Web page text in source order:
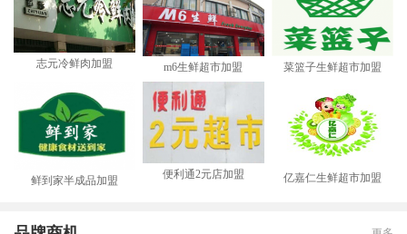
志元冷鲜肉加盟 m6生鲜超市加盟 菜篮子生鲜超市加盟
鲜到家半成品加盟
便利通2元店加盟 亿嘉仁生鲜超市加盟